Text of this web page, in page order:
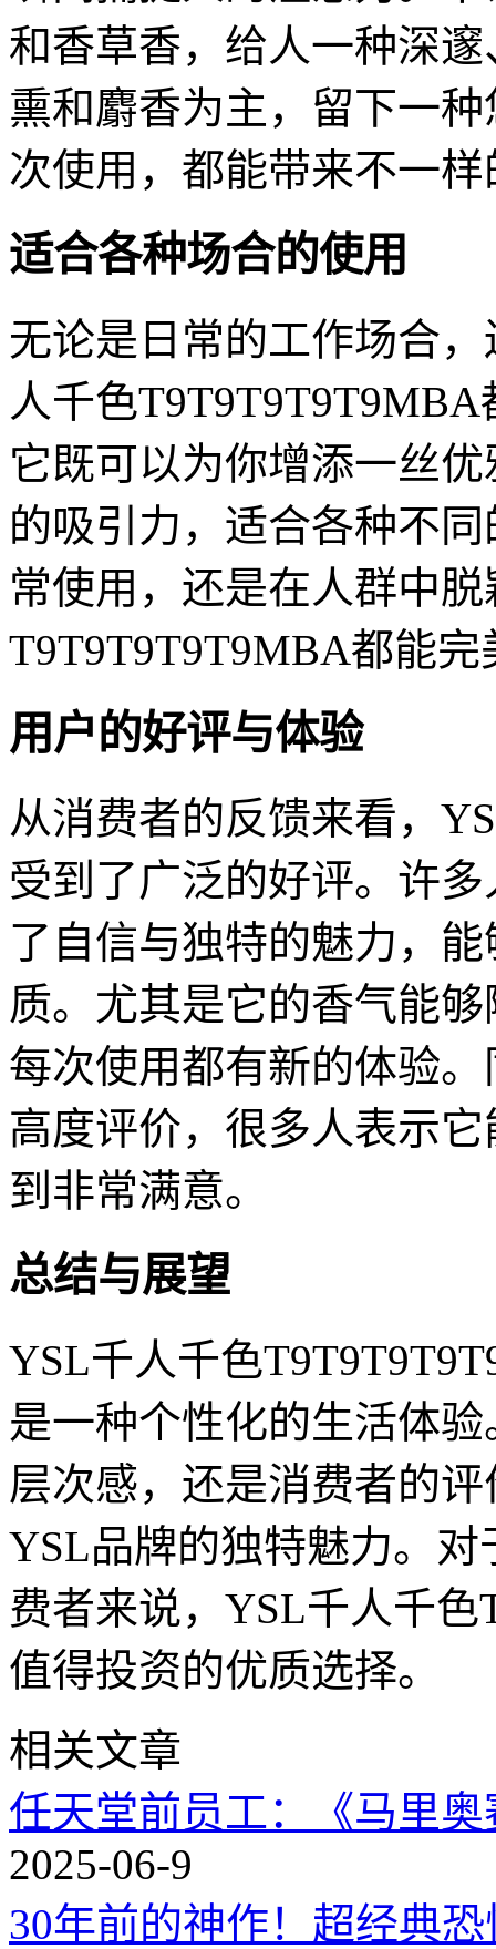
和香草香，给人一种深
熏和麝香为主，留下一
次使用，都能带来不一
适合各种场合的使用
无论是日常的工作场合
人千色
它既可以为你增添一丝
的吸引力，适合各种不
常使用，还是在人群中
T9T9T9T9T9MBA都能完
用户的好评与体验
从消费者的反馈来看，
受到了广泛的好评。许
了自信与独特的魅力，
质。尤其是它的香气能
每次使用都有新的体验
高度评价，很多人表示
到非常满意。
总结与展望
YSL千人千色
是一种个性化的生活体
层次感，还是消费者的
YSL品牌的独特魅力。
费者来说，YSL千人千
值得投资的优质选择。
相关文章
任天堂前员工：《马里
2025-06-9
30年前的神作！超经典